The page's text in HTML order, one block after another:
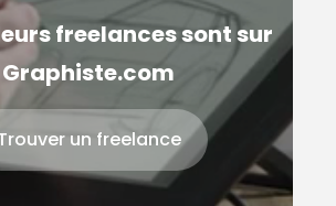
freelances sont sur
Graphiste.com
un freelance